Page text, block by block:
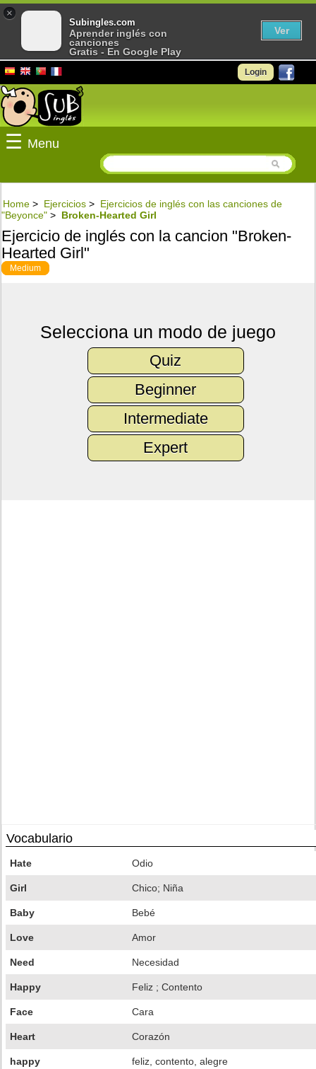
Login
☰ Menu
Home > Ejercicios > Ejercicios de inglés con las canciones de
"Beyonce" > Broken-Hearted Girl
Ejercicio de inglés con la cancion "Broken-
Hearted Girl"
Medium
Selecciona un modo de juego
Quiz
Beginner
Intermediate
Expert
Vocabulario
Hate Odio
Girl Chico; Niña
Baby Bebé
Love Amor
Need Necesidad
Happy Feliz ; Contento
Face Cara
Heart Corazón
happy feliz, contento, alegre
×
Subingles.com
Aprender inglés con
canciones
Gratis - En Google Play
Ver